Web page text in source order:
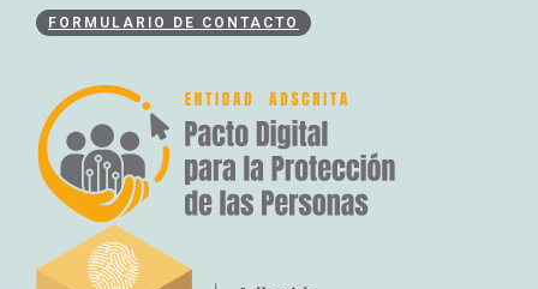
FORMULARIO DE CONTACTO